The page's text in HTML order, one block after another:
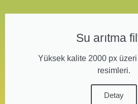
Su arıtma
Yüksek kalite 2000 px üzeri
resimleri.
Detay